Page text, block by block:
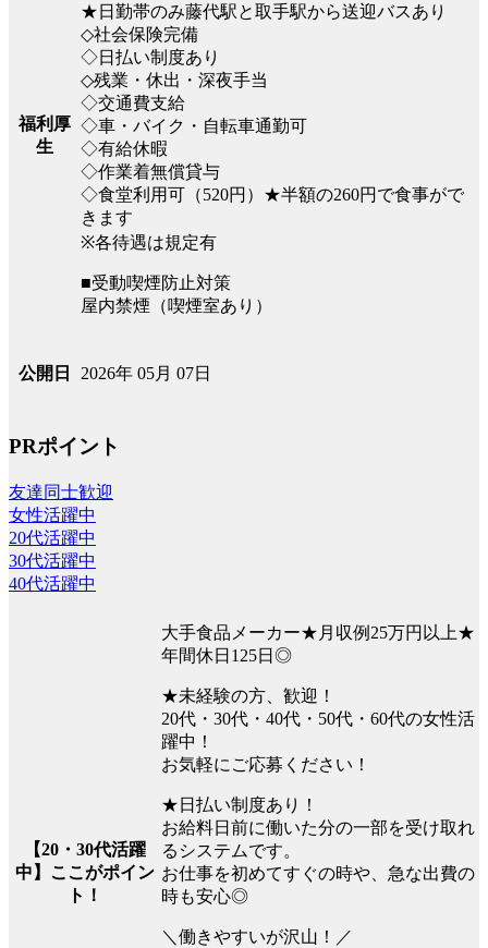
福利厚
生
★日勤帯のみ藤代駅と取手駅から送迎バスあり
◇社会保険完備
◇日払い制度あり
◇残業・休出・深夜手当
◇交通費支給
◇車・バイク・自転車通勤可
◇有給休暇
◇作業着無償貸与
◇食堂利用可（520円）★半額の260円で食事がで
きます
※各待遇は規定有
■受動喫煙防止対策
屋内禁煙（喫煙室あり）
公開日 2026年 05月 07日
PRポイント
友達同士歓迎
女性活躍中
20代活躍中
30代活躍中
40代活躍中
【20・30代活躍
中】ここがポイン
ト！
大手食品メーカー★月収例25万円以上★
年間休日125日◎
★未経験の方、歓迎！
20代・30代・40代・50代・60代の女性活
躍中！
お気軽にご応募ください！
★日払い制度あり！
お給料日前に働いた分の一部を受け取れ
るシステムです。
お仕事を初めてすぐの時や、急な出費の
時も安心◎
＼働きやすいが沢山！／